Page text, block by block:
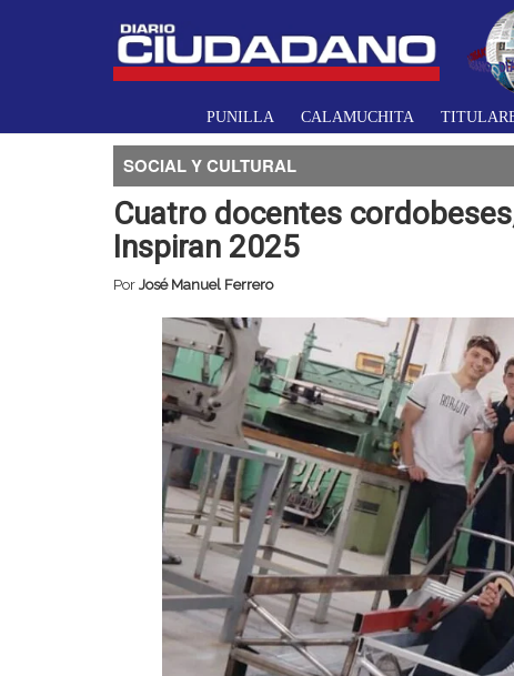
PUNILLA CALAMUCHITA
SOCIAL Y CULTURAL
Cuatro docentes
Inspiran 2025
Por José Manuel Ferrero